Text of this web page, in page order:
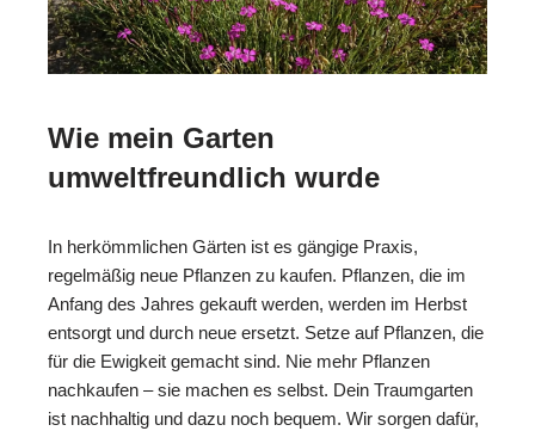
Wie mein Garten
umweltfreundlich wurde
In herkömmlichen Gärten ist es gängige Praxis,
regelmäßig neue Pflanzen zu kaufen. Pflanzen, die im
Anfang des Jahres gekauft werden, werden im Herbst
entsorgt und durch neue ersetzt. Setze auf Pflanzen, die
für die Ewigkeit gemacht sind. Nie mehr Pflanzen
nachkaufen – sie machen es selbst. Dein Traumgarten
ist nachhaltig und dazu noch bequem. Wir sorgen dafür,